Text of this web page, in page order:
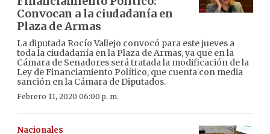
Convocan a la ciudadanía en
Plaza de Armas
La diputada Rocío Vallejo convocó para este jueves a
toda la ciudadanía en la Plaza de Armas, ya que en la
Cámara de Senadores será tratada la modificación de la
Ley de Financiamiento Político, que cuenta con media
sanción en la Cámara de Diputados.
Febrero 11, 2020 06:00 p. m.
Nacionales